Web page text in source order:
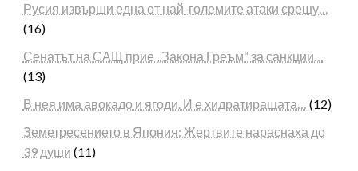
Русия извърши една от най-големите атаки срещу…
(16)
Сенатът на САЩ прие „Закона Греъм“ за санкции…
(13)
В нея има авокадо и ягоди. И е хидратиращата… (12)
Земетресението в Япония: Жертвите нараснаха до
39 души (11)